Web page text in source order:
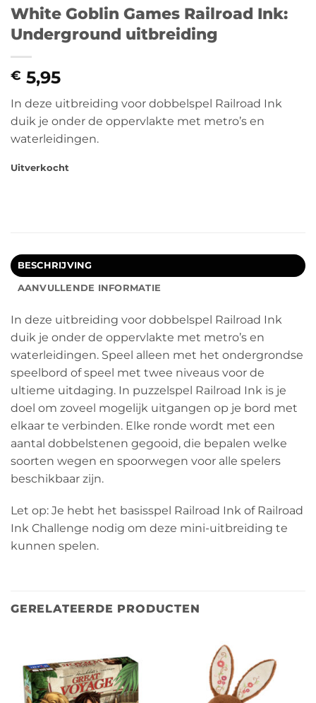
White Goblin Games Railroad Ink:
Underground uitbreiding
€ 5,95
In deze uitbreiding voor dobbelspel Railroad Ink
duik je onder de oppervlakte met metro’s en
waterleidingen.
Uitverkocht
BESCHRIJVING
AANVULLENDE INFORMATIE
In deze uitbreiding voor dobbelspel Railroad Ink
duik je onder de oppervlakte met metro’s en
waterleidingen. Speel alleen met het ondergrondse
speelbord of speel met twee niveaus voor de
ultieme uitdaging. In puzzelspel Railroad Ink is je
doel om zoveel mogelijk uitgangen op je bord met
elkaar te verbinden. Elke ronde wordt met een
aantal dobbelstenen gegooid, die bepalen welke
soorten wegen en spoorwegen voor alle spelers
beschikbaar zijn.
Let op: Je hebt het basisspel Railroad Ink of Railroad
Ink Challenge nodig om deze mini-uitbreiding te
kunnen spelen.
GERELATEERDE PRODUCTEN